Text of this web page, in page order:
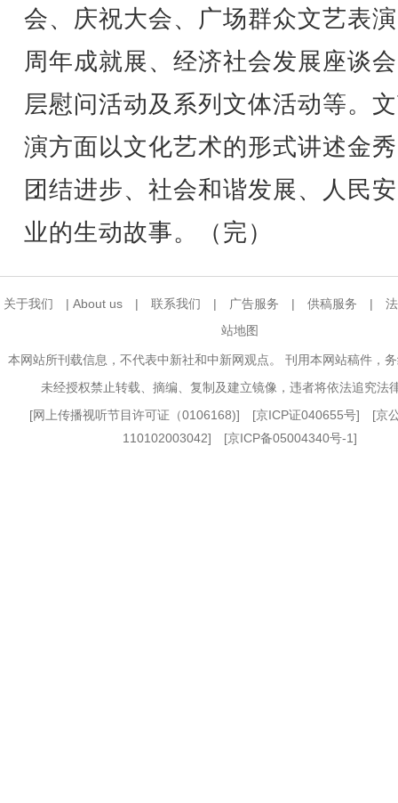
会、庆祝大会、广场群众文艺表
周年成就展、经济社会发展座谈
层慰问活动及系列文体活动等。
演方面以文化艺术的形式讲述金
团结进步、社会和谐发展、人民
业的生动故事。（完）
关于我们 | About us | 联系我们 | 广告服务 | 供稿服务 |
站地图
本网站所刊载信息，不代表中新社和中新网观点。 刊用本网站稿件，
未经授权禁止转载、摘编、复制及建立镜像，违者将依法追究法
[网上传播视听节目许可证（0106168)] [京ICP证040655号] [京
110102003042] [京ICP备05004340号-1]